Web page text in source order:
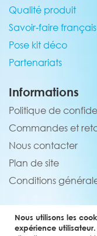
Nous utilisons les
expérience utilisateur.
Qualité produit
Savoir-faire français
Pose kit déco
Partenariats
Informations
Politique de
Commandes et
Nous contacter
Plan de site
Conditions
Service client
02 44 84 90 44